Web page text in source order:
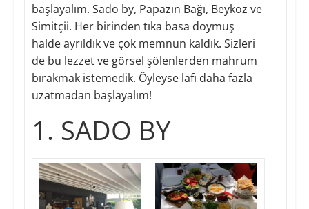
başlayalım. Sado by, Papazın Bağı, Beykoz ve
Simitçii. Her birinden tıka basa doymuş
halde ayrıldık ve çok memnun kaldık. Sizleri
de bu lezzet ve görsel şölenlerden mahrum
bırakmak istemedik. Öyleyse lafı daha fazla
uzatmadan başlayalım!
1. SADO BY